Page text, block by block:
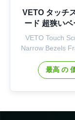
VETO タッチ
ード 超狭い
デ
VETO Touch
Narrow Bezels
digital
advertising
software
最高 の